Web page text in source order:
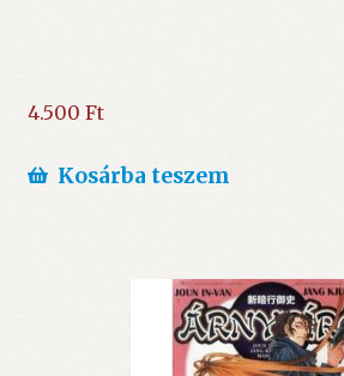
4.500 Ft
Kosárba teszem